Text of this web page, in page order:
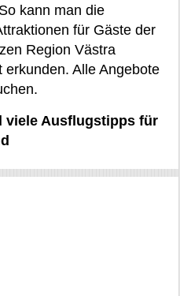
kann man die
für Gäste der
Region Västra
Alle Angebote
viele Ausflugstipps für